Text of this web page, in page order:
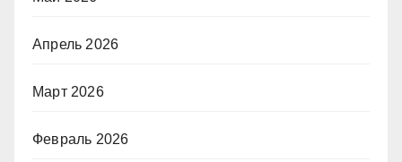
Апрель 2026
Март 2026
Февраль 2026